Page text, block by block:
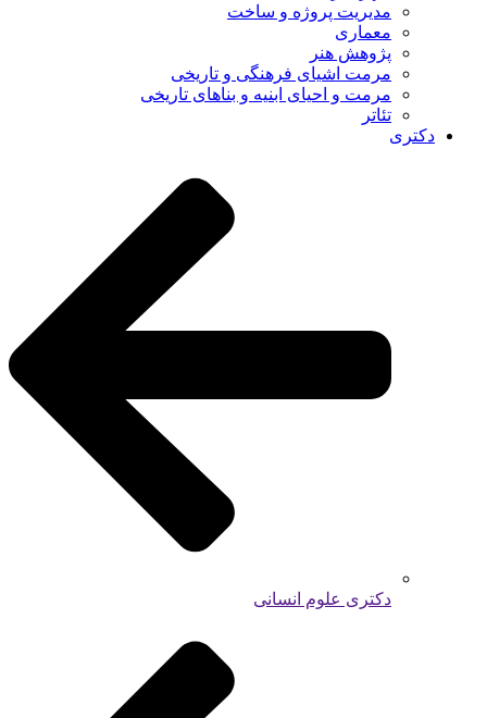
مدیریت پروژه و ساخت
معماری
پژوهش هنر
مرمت اشیای فرهنگی و تاریخی
مرمت و احیای ابنیه و بناهای تاریخی
تئاتر
دکتری
دکتری علوم انسانی